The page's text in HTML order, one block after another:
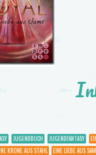
JUGENDBUCH JUGENDFANTASY
KRONE AUS STAHL EINE LIEBE AUS